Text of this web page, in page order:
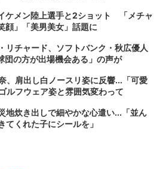
ケメン陸上選手と2ショット 「メチャ
顔」「美男美女」話題に
リチャード、ソフトバンク・秋広優人
団の方が出場機会ある」の声が
、肩出し白ノースリ姿に反響...「可愛
フウェア姿と雰囲気変わって
地炊き出しで細やかな心遣い...「並ん
てくれた子にシールを」